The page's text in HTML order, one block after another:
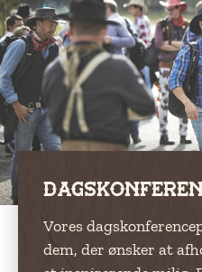
Vores
dem, der ønsker at